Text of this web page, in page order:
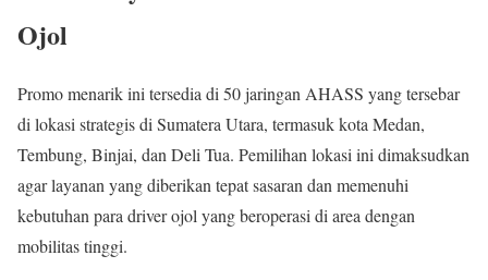
Ojol
Promo menarik ini tersedia di 50 jaringan AHASS yang tersebar
di lokasi strategis di Sumatera Utara, termasuk kota Medan,
Tembung, Binjai, dan Deli Tua. Pemilihan lokasi ini dimaksudkan
agar layanan yang diberikan tepat sasaran dan memenuhi
kebutuhan para driver ojol yang beroperasi di area dengan
mobilitas tinggi.